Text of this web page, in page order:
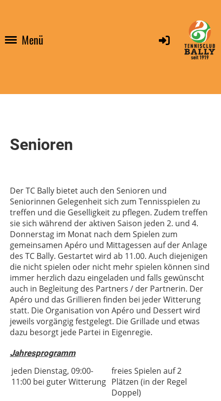
Menü
Senioren
Der TC Bally bietet auch den Senioren und
Seniorinnen Gelegenheit sich zum Tennisspielen zu
treffen und die Geselligkeit zu pflegen. Zudem treffen
sie sich während der aktiven Saison jeden 2. und 4.
Donnerstag im Monat nach dem Spielen zum
gemeinsamen Apéro und Mittagessen auf der Anlage
des TC Bally. Gestartet wird ab 11.00. Auch diejenigen
die nicht spielen oder nicht mehr spielen können sind
immer herzlich dazu eingeladen und falls gewünscht
auch in Begleitung des Partners / der Partnerin. Der
Apéro und das Grillieren finden bei jeder Witterung
statt. Die Organisation von Apéro und Dessert wird
jeweils vorgängig festgelegt. Die Grillade und etwas
dazu besorgt jede Partei in Eigenregie.
Jahresprogramm
jeden Dienstag, 09:00-
11:00 bei guter Witterung
freies Spielen auf 2
Plätzen (in der Regel
Doppel)